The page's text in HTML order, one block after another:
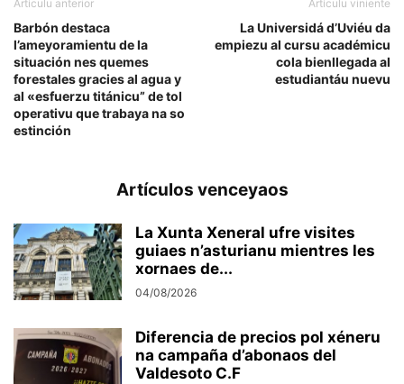
Artículu anterior
Barbón destaca
l’ameyoramientu de la
situación nes quemes
forestales gracies al agua y
al «esfuerzu titánicu” de tol
operativu que trabaya na so
estinción
Artículu viniente
La Universidá d’Uviéu da
empiezu al cursu académicu
cola bienllegada al
estudiantáu nuevu
Artículos venceyaos
La Xunta Xeneral ufre visites
guiaes n’asturianu mientres les
xornaes de...
04/08/2026
Diferencia de precios pol xéneru
na campaña d’abonaos del
Valdesoto C.F